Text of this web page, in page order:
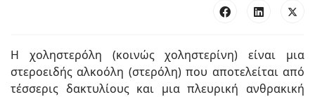
Η χοληστερόλη (κοινώς χοληστερίνη) είναι μια
στεροειδής αλκοόλη (στερόλη) που αποτελείται από
τέσσερις δακτυλίους και μια πλευρική ανθρακική